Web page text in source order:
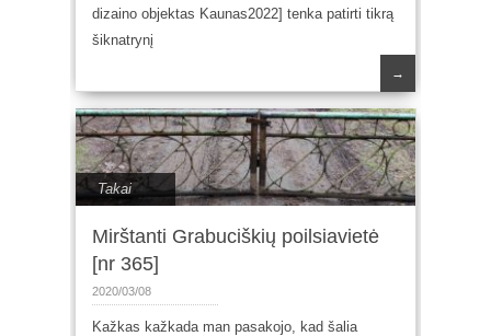
dizaino objektas Kaunas2022] tenka patirti tikrą
šiknatrynį
→
Takai
Mirštanti Grabuciškių poilsiavietė
[nr 365]
2020/03/08
Kažkas kažkada man pasakojo, kad šalia